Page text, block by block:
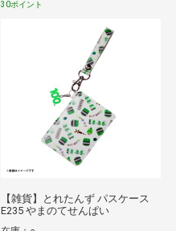
30ポイント
【雑貨】とれたんず パスケース
E235 やまのてせんぱい